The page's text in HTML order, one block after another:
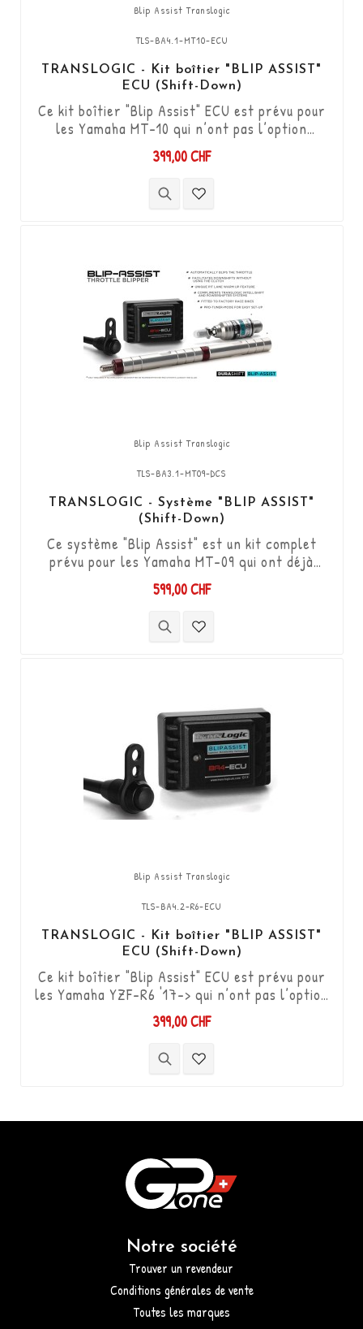
Blip Assist Translogic
TLS-BA4.1-MT10-ECU
TRANSLOGIC - Kit boîtier "BLIP ASSIST"
ECU (Shift-Down)
Ce kit boîtier "Blip Assist" ECU est prévu pour
les Yamaha MT-10 qui n’ont pas l’option
shifter d’origine, il s'utilise uniquement en
complément avec le Quickshifter Translogic
(Shift-up) Réf. TLS-QSXi-YK-DCS. Il permet
de descendre les vitesses (Shift-Down) sans
399,00 CHF
Blip Assist Translogic
TLS-BA3.1-MT09-DCS
TRANSLOGIC - Système "BLIP ASSIST"
(Shift-Down)
Ce système "Blip Assist" est un kit complet
prévu pour les Yamaha MT-09 qui ont déjà
l’option shifter d’origine, il s'utilise en
combinaison avec la fonction quickshifter de
l'ECU Yamaha (Shift-up). Il permet de
descendre les vitesses (Shift-Down) sans
599,00 CHF
Blip Assist Translogic
TLS-BA4.2-R6-ECU
TRANSLOGIC - Kit boîtier "BLIP ASSIST"
ECU (Shift-Down)
Ce kit boîtier "Blip Assist" ECU est prévu pour
les Yamaha YZF-R6 '17-> qui n’ont pas l’option
shifter d’origine, il s'utilise uniquement en
complément avec le Quickshifter Translogic
(Shift-up) Réf. TLS-QSXi-YK-DCS. Il permet
de descendre les vitesses (Shift-Down) sans
399,00 CHF
Notre société
Trouver un revendeur
Conditions générales de vente
Toutes les marques